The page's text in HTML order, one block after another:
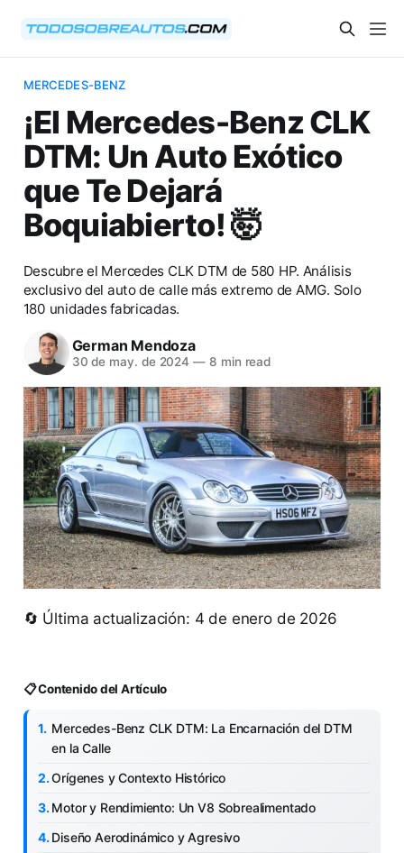
MERCEDES-BENZ
¡El Mercedes-Benz CLK
DTM: Un Auto Exótico
que Te Dejará
Boquiabierto! 🤯
Descubre el Mercedes CLK DTM de 580 HP. Análisis
exclusivo del auto de calle más extremo de AMG. Solo
180 unidades fabricadas.
German Mendoza
30 de may. de 2024 — 8 min read
🔄 Última actualización: 4 de enero de 2026
📋 Contenido del Artículo
Mercedes-Benz CLK DTM: La Encarnación del DTM
en la Calle
Orígenes y Contexto Histórico
Motor y Rendimiento: Un V8 Sobrealimentado
Diseño Aerodinámico y Agresivo